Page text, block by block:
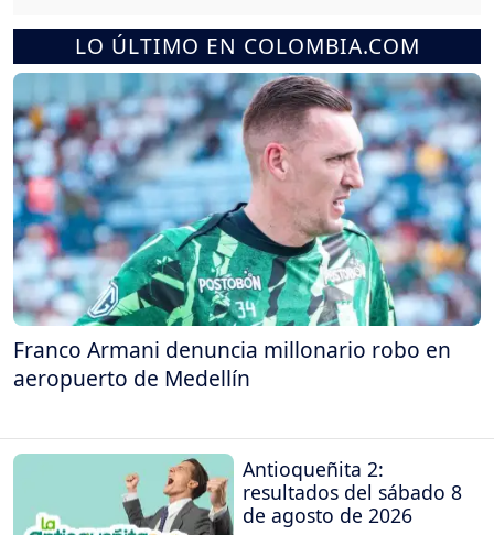
LO ÚLTIMO EN COLOMBIA.COM
Franco Armani denuncia millonario robo en
aeropuerto de Medellín
Antioqueñita 2:
resultados del sábado 8
de agosto de 2026